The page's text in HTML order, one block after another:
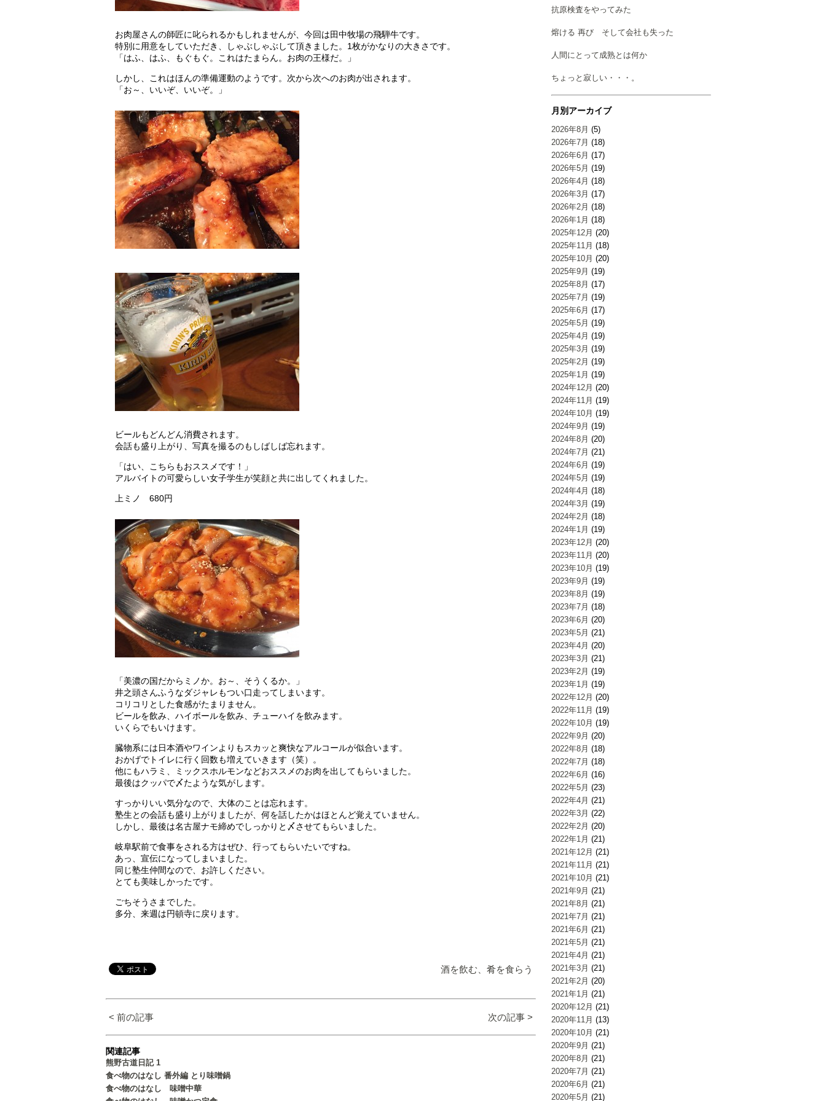
抗原検査をやってみた
熔ける 再び そして会社も失った
人間にとって成熟とは何か
ちょっと寂しい・・・。
月別アーカイブ
2026年8月 (5)
2026年7月 (18)
2026年6月 (17)
2026年5月 (19)
2026年4月 (18)
2026年3月 (17)
2026年2月 (18)
2026年1月 (18)
2025年12月 (20)
2025年11月 (18)
2025年10月 (20)
2025年9月 (19)
2025年8月 (17)
2025年7月 (19)
2025年6月 (17)
2025年5月 (19)
2025年4月 (19)
2025年3月 (19)
2025年2月 (19)
2025年1月 (19)
2024年12月 (20)
2024年11月 (19)
2024年10月 (19)
2024年9月 (19)
2024年8月 (20)
2024年7月 (21)
2024年6月 (19)
2024年5月 (19)
2024年4月 (18)
2024年3月 (19)
2024年2月 (18)
2024年1月 (19)
2023年12月 (20)
2023年11月 (20)
2023年10月 (19)
2023年9月 (19)
2023年8月 (19)
2023年7月 (18)
2023年6月 (20)
2023年5月 (21)
2023年4月 (20)
2023年3月 (21)
2023年2月 (19)
2023年1月 (19)
2022年12月 (20)
2022年11月 (19)
2022年10月 (19)
2022年9月 (20)
2022年8月 (18)
2022年7月 (18)
2022年6月 (16)
2022年5月 (23)
2022年4月 (21)
2022年3月 (22)
2022年2月 (20)
2022年1月 (21)
2021年12月 (21)
2021年11月 (21)
2021年10月 (21)
2021年9月 (21)
2021年8月 (21)
2021年7月 (21)
2021年6月 (21)
2021年5月 (21)
2021年4月 (21)
2021年3月 (21)
2021年2月 (20)
2021年1月 (21)
2020年12月 (21)
2020年11月 (13)
2020年10月 (21)
2020年9月 (21)
2020年8月 (21)
2020年7月 (21)
2020年6月 (21)
2020年5月 (21)
お肉屋さんの師匠に叱られるかもしれませんが、今回は田中牧場の飛騨牛です。
特別に用意をしていただき、しゃぶしゃぶして頂きました。1枚がかなりの大きさです。
「はふ、はふ、もぐもぐ。これはたまらん。お肉の王様だ。」
しかし、これはほんの準備運動のようです。次から次へのお肉が出されます。
「お～、いいぞ、いいぞ。」
ビールもどんどん消費されます。
会話も盛り上がり、写真を撮るのもしばしば忘れます。
「はい、こちらもおススメです！」
アルバイトの可愛らしい女子学生が笑顔と共に出してくれました。
上ミノ 680円
「美濃の国だからミノか。お～、そうくるか。」
井之頭さんふうなダジャレもつい口走ってしまいます。
コリコリとした食感がたまりません。
ビールを飲み、ハイボールを飲み、チューハイを飲みます。
いくらでもいけます。
臓物系には日本酒やワインよりもスカッと爽快なアルコールが似合います。
おかげでトイレに行く回数も増えていきます（笑）。
他にもハラミ、ミックスホルモンなどおススメのお肉を出してもらいました。
最後はクッパで〆たような気がします。
すっかりいい気分なので、大体のことは忘れます。
塾生との会話も盛り上がりましたが、何を話したかはほとんど覚えていません。
しかし、最後は名古屋ナモ締めでしっかりと〆させてもらいました。
岐阜駅前で食事をされる方はぜひ、行ってもらいたいですね。
あっ、宣伝になってしまいました。
同じ塾生仲間なので、お許しください。
とても美味しかったです。
ごちそうさまでした。
多分、来週は円頓寺に戻ります。
酒を飲む、肴を食らう
< 前の記事 次の記事 >
関連記事
熊野古道日記 1
食べ物のはなし 番外編 とり味噌鍋
食べ物のはなし 味噌中華